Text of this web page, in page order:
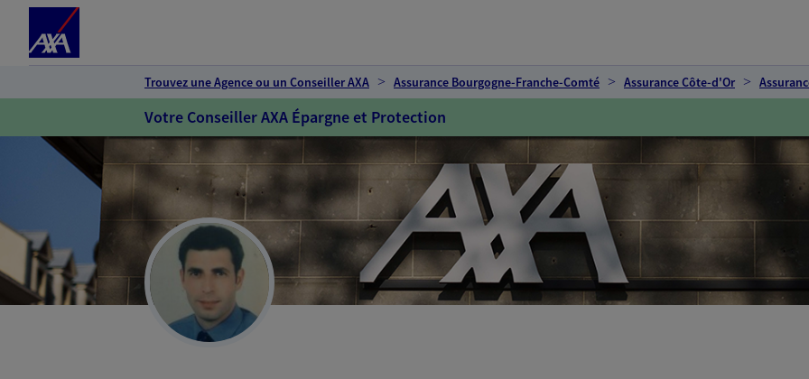
Trouvez une Agence ou un Conseiller AXA Assurance Bourgogne-Franche-Comté Assurance Côte-d'Or
Votre Conseiller AXA Épargne et Protection